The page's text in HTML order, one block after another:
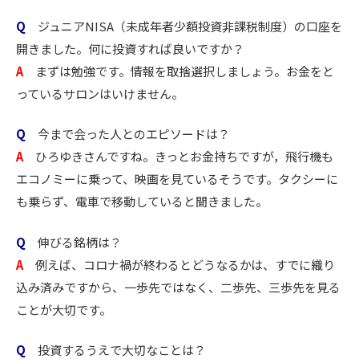
Q ジュニアNISA（未成年者少額投資非課税制度）の口座を
開きました。何に投資すれば良いですか？
A
まずは勉強です。情報を取捨選択しましょう。お金をと
っているサロンはいけません。
Q 今まで会った人とのエピソードは？
A
ひろゆきさんですね。きっとお金持ちですが，飛行機も
エコノミーに乗って、映画を見ているそうです。タクシーに
も乗らず、電車で移動していると聞きました。
Q 伸びる銘柄は？
A
例えば、コロナ禍が終わるとどうなるかは、すでに織り
込み済みですから、一歩先ではなく、二歩先、三歩先を見る
ことが大切です。
Q 投資するうえで大切なことは？